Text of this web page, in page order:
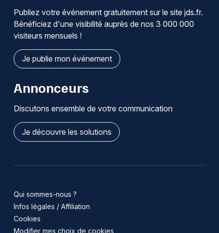
Publiez votre événement gratuitement sur le site jds.fr.
Bénéficiez d'une visibilité auprès de nos 3 000 000
visiteurs mensuels !
Je publie mon événement
Annonceurs
Discutons ensemble de votre communication
Je découvre les solutions
Qui sommes-nous ?
Infos légales / Affiliation
Cookies
Modifier mes choix de cookies